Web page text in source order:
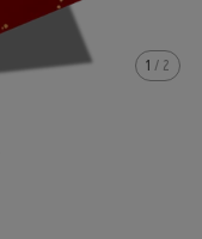
1 / 2